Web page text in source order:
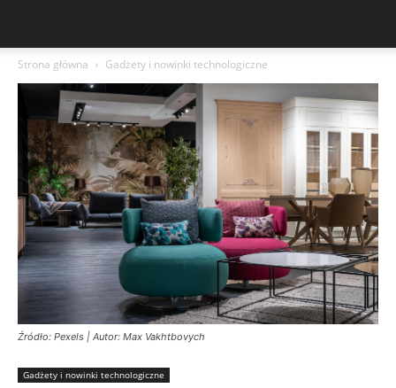
Strona główna Gadżety i nowinki technologiczne
Źródło: Pexels | Autor: Max Vakhtbovych
Gadżety i nowinki technologiczne